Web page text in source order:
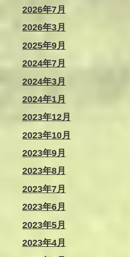
2026年7月
2026年3月
2025年9月
2024年7月
2024年3月
2024年1月
2023年12月
2023年10月
2023年9月
2023年8月
2023年7月
2023年6月
2023年5月
2023年4月